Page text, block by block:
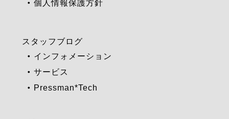
個人情報保護方針
スタッフブログ
インフォメーション
サービス
Pressman*Tech